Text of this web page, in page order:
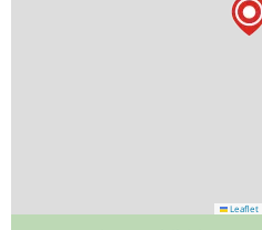
Leaflet